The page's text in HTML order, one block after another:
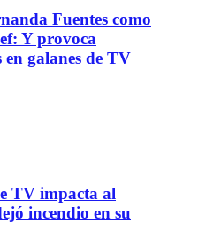
Fuentes como
Y provoca
en galanes de TV
TV impacta al
incendio en su